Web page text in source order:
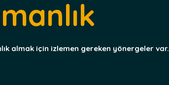
almak için izlemen gereken yönergeler var.